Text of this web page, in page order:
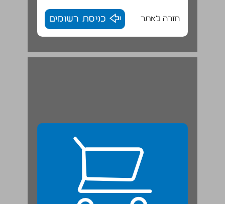
חזרה לאתר כניסת רשומים